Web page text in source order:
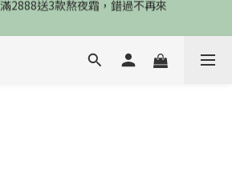
2888送3款熬夜霜，錯過不再來
選兩件88折，最高再贈$2800
時物理性防曬，一件免運